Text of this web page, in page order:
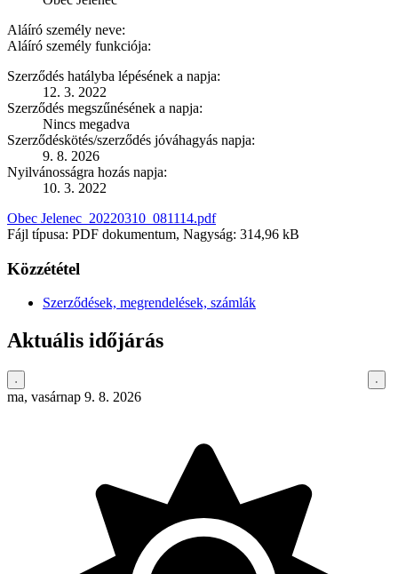
Aláíró személy neve:
Aláíró személy funkciója:
Szerződés hatályba lépésének a napja:
12. 3. 2022
Szerződés megszűnésének a napja:
Nincs megadva
Szerződéskötés/szerződés jóváhagyás napja:
9. 8. 2026
Nyilvánosságra hozás napja:
10. 3. 2022
Obec Jelenec_20220310_081114.pdf
Fájl típusa: PDF dokumentum, Nagyság: 314,96 kB
Közzététel
Szerződések, megrendelések, számlák
Aktuális időjárás
ma, vasárnap 9. 8. 2026